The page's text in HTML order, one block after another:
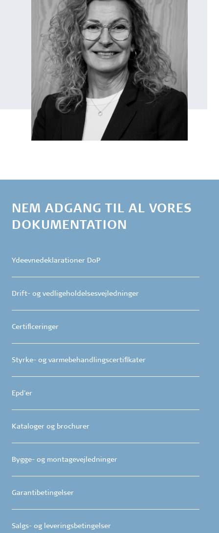
NEM ADGANG TIL AL VORES
DOKUMENTATION
Ydeevnedeklarationer DoP
Drift- og vedligeholdelsesvejledninger
Certificeringer
Styrke- og varmebehandlingscertifikater
Epd'er
Kataloger og brochurer
Bygge- og montagevejledninger
Garantibetingelser
Salgs- og leveringsbetingelser